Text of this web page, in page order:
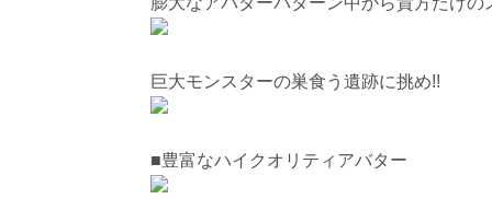
巨大モンスターの巣食う遺跡に挑め!!
■豊富なハイクオリティアバター